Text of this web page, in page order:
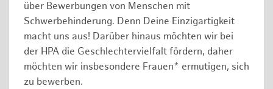
über Bewerbungen von Menschen mit
Schwerbehinderung. Denn Deine Einzigartigkeit
macht uns aus! Darüber hinaus möchten wir bei
der HPA die Geschlechtervielfalt fördern, daher
möchten wir insbesondere Frauen* ermutigen, sich
zu bewerben.